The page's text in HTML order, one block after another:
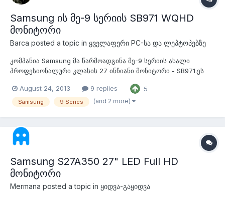
Samsung ის მე-9 სერიის SB971 WQHD
მონიტორი
Barca posted a topic in ყველაფერი PC-სა და ლეპტოპებზე
კომპანია Samsung მა წარმოადგინა მე-9 სერიის ახალი
პროფესიონალური კლასის 27 ინჩიანი მონიტორი - SB971.ეს
Switching )პანელზე , რომელიც განკუთვნილია
პროფესიონალებისთვის და უზრუნლეყოფს ფერების უმაღლეს
August 24, 2013 9 replies 5
Samsung 9 Series (and 2 more)
Samsung S27A350 27" LED Full HD
მონიტორი
Mermana posted a topic in ყიდვა-გაყიდვა